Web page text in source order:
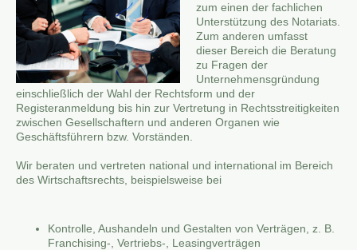
zum einen der fachlichen
Unterstützung des Notariats.
Zum anderen umfasst
dieser Bereich die Beratung
zu Fragen der
Unternehmensgründung
einschließlich der Wahl der Rechtsform und der
Registeranmeldung bis hin zur Vertretung in Rechtsstreitigkeiten
zwischen Gesellschaftern und anderen Organen wie
Geschäftsführern bzw. Vorständen.
Wir beraten und vertreten national und international im Bereich
des Wirtschaftsrechts, beispielsweise bei
Kontrolle, Aushandeln und Gestalten von Verträgen, z. B.
Franchising-, Vertriebs-, Leasingverträgen